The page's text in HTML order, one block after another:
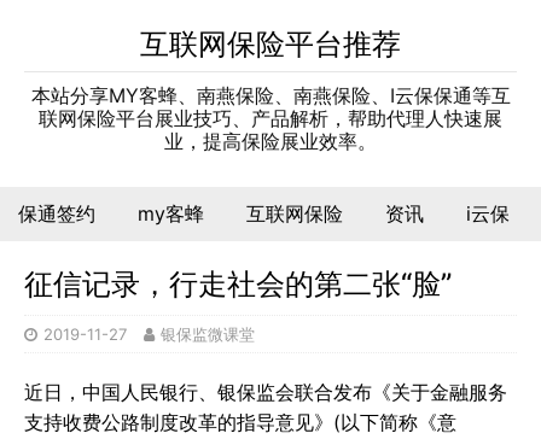
互联网保险平台推荐
本站分享MY客蜂、南燕保险、南燕保险、I云保保通等互
联网保险平台展业技巧、产品解析，帮助代理人快速展
业，提高保险展业效率。
保通签约 my客蜂 互联网保险 资讯 i云保
征信记录，行走社会的第二张“脸”
2019-11-27 银保监微课堂
近日，中国人民银行、银保监会联合发布《关于金融服务
支持收费公路制度改革的指导意见》(以下简称《意